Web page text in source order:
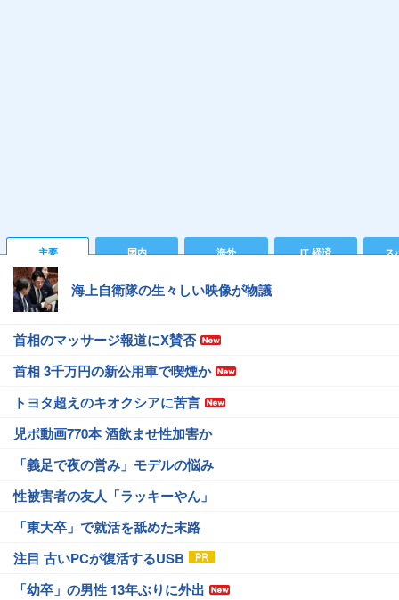
主要 国内 海外 IT 経済 ス
海上自衛隊の生々しい映像が物議
首相のマッサージ報道にX賛否
首相 3千万円の新公用車で喫煙か
トヨタ超えのキオクシアに苦言
児ポ動画770本 酒飲ませ性加害か
「義足で夜の営み」モデルの悩み
性被害者の友人「ラッキーやん」
「東大卒」で就活を舐めた末路
注目 古いPCが復活するUSB
「幼卒」の男性 13年ぶりに外出